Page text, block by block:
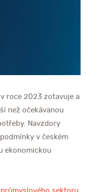
roce 2023 zotavuje a
než očekávanou
Navzdory
v českém
ekonomickou